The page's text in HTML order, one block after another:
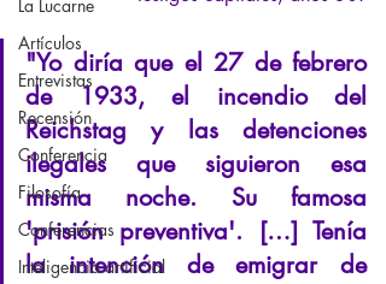
La Lucarne
Artículos
Entrevistas
Recensión
Conferencia
Filosofía
Conferencias
Inteligencia artificial
"Yo diría que el 27 de febrero
de 1933, el incendio del
Reichstag y las detenciones
ilegales que siguieron esa
misma noche. Su famosa
'prisión preventiva'. […] Tenía
la intención de emigrar de